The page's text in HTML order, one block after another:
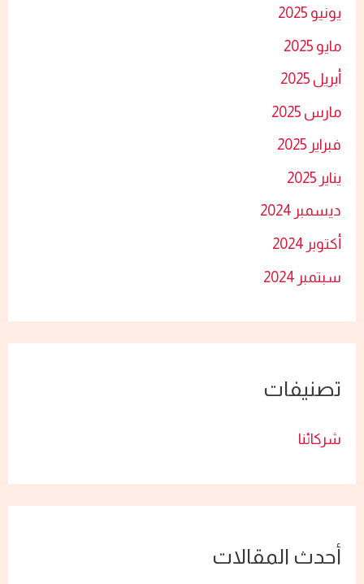
يونيو 2025
مايو 2025
أبريل 2025
مارس 2025
فبراير 2025
يناير 2025
ديسمبر 2024
أكتوبر 2024
سبتمبر 2024
تصنيفات
شركائنا
أحدث المقالات